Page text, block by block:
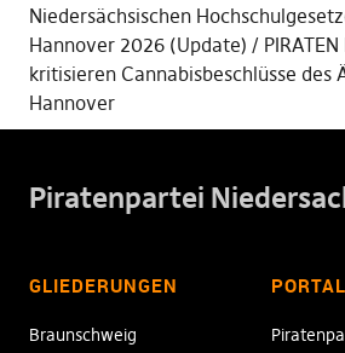
Niedersächsischen
Hannover 2026 (Update)
kritisieren Cannabisbeschlüsse des
Hannover
Piratenpartei
GLIEDERUNGEN
Braunschweig